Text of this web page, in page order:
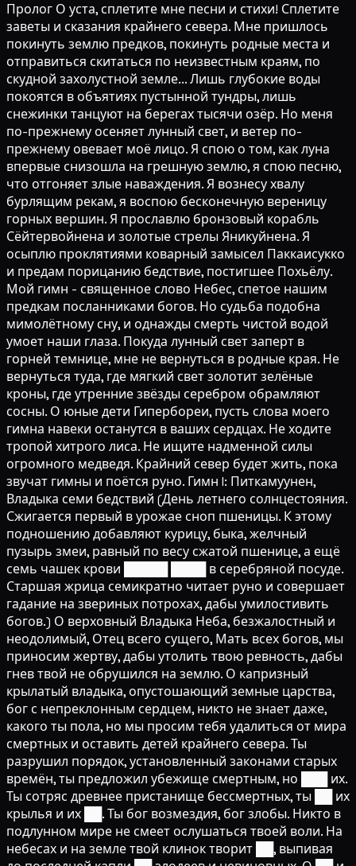
Пролог О уста, сплетите мне песни и стихи! Сплетите
заветы и сказания крайнего севера. Мне пришлось
покинуть землю предков, покинуть родные места и
отправиться скитаться по неизвестным краям, по
скудной захолустной земле... Лишь глубокие воды
покоятся в объятиях пустынной тундры, лишь
снежинки танцуют на берегах тысячи озёр. Но меня
по-прежнему осеняет лунный свет, и ветер по-
прежнему овевает моё лицо. Я спою о том, как луна
впервые снизошла на грешную землю, я спою песню,
что отгоняет злые наваждения. Я вознесу хвалу
бурлящим рекам, я воспою бесконечную вереницу
горных вершин. Я прославлю бронзовый корабль
Сёйтервойнена и золотые стрелы Яникуйнена. Я
осыплю проклятиями коварный замысел Паккаисукко
и предам порицанию бедствие, постигшее Похьёлу.
Мой гимн - священное слово Небес, спетое нашим
предкам посланниками богов. Но судьба подобна
мимолётному сну, и однажды смерть чистой водой
умоет наши глаза. Покуда лунный свет заперт в
горней темнице, мне не вернуться в родные края. Не
вернуться туда, где мягкий свет золотит зелёные
кроны, где утренние звёзды серебром обрамляют
сосны. О юные дети Гипербореи, пусть слова моего
гимна навеки останутся в ваших сердцах. Не ходите
тропой хитрого лиса. Не ищите надменной силы
огромного медведя. Крайний север будет жить, пока
звучат гимны и поётся руно. Гимн I: Питкамуунен,
Владыка семи бедствий (День летнего солнцестояния.
Сжигается первый в урожае сноп пшеницы. К этому
подношению добавляют курицу, быка, желчный
пузырь змеи, равный по весу сжатой пшенице, а ещё
семь чашек крови █████ ████ в серебряной посуде.
Старшая жрица семикратно читает руно и совершает
гадание на звериных потрохах, дабы умилостивить
богов.) О верховный Владыка Неба, безжалостный и
неодолимый, Отец всего сущего, Мать всех богов, мы
приносим жертву, дабы утолить твою ревность, дабы
гнев твой не обрушился на землю. О капризный
крылатый владыка, опустошающий земные царства,
бог с непреклонным сердцем, никто не знает даже,
какого ты пола, но мы просим тебя удалиться от мира
смертных и оставить детей крайнего севера. Ты
разрушил порядок, установленный законами старых
времён, ты предложил убежище смертным, но ███ их.
Ты сотряс древнее пристанище бессмертных, ты ██ их
крылья и их ██. Ты бог возмездия, бог злобы. Никто в
подлунном мире не смеет ослушаться твоей воли. На
небесах и на земле твой клинок творит ██, выпивая